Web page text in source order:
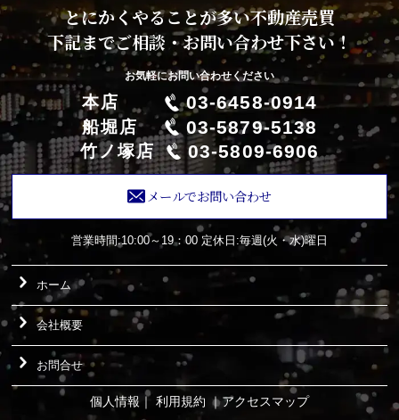
とにかくやることが多い不動産売買
下記までご相談・お問い合わせ下さい！
お気軽にお問い合わせください
本店 03-6458-0914
船堀店 03-5879-5138
竹ノ塚店 03-5809-6906
メールでお問い合わせ
営業時間:10:00～19：00 定休日:毎週(火・水)曜日
ホーム
会社概要
お問合せ
個人情報 ｜ 利用規約 ｜アクセスマップ